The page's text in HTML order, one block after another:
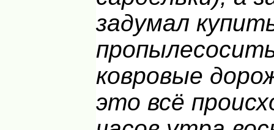
задумал
ковровые
это всё